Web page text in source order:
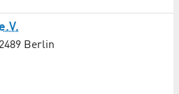
/ KFZ-Werkstatt
Berlin